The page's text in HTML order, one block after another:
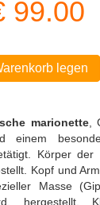
99.00
legen
marionette,
einem
Körper der
Kopf und
Masse
hergestellt.